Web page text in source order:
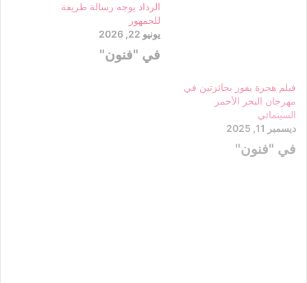
الرداد يوجه رسالة طريفة
للجمهور
يونيو 22, 2026
في "فنون"
فيلم هجرة يفوز بجائزتين في
مهرجان البحر الأحمر
السينمائي
ديسمبر 11, 2025
في "فنون"